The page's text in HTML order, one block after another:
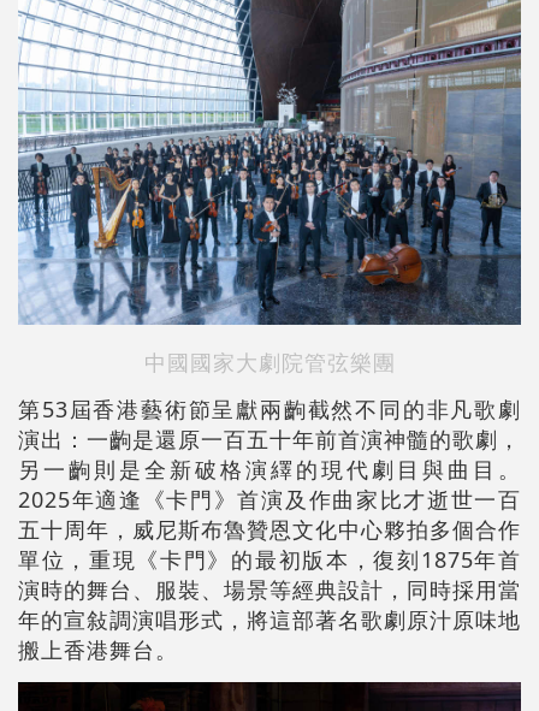
中國國家大劇院管弦樂團
第53屆香港藝術節呈獻兩齣截然不同的非凡歌劇
演出：一齣是還原一百五十年前首演神髓的歌劇，
另一齣則是全新破格演繹的現代劇目與曲目。
2025年適逢《卡門》首演及作曲家比才逝世一百
五十周年，威尼斯布魯贊恩文化中心夥拍多個合作
單位，重現《卡門》的最初版本，復刻1875年首
演時的舞台、服裝、場景等經典設計，同時採用當
年的宣敍調演唱形式，將這部著名歌劇原汁原味地
搬上香港舞台。